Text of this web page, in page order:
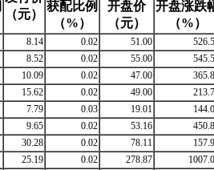
（元）
获配比例
（%）
开盘价
（元）
开盘涨跌
（%）
8.14 0.02 51.00
8.52 0.02 55.00
10.09 0.02 47.00
15.62 0.02 49.00
7.79 0.03 19.01
9.65 0.02 53.16
30.28 0.02 78.11
25.19 0.02 278.87